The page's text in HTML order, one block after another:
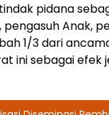
pidana
Anak,
1/3 dari
ini sebagai efek